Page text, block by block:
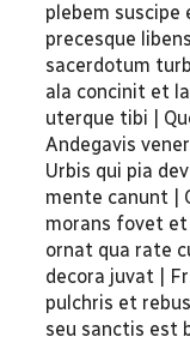
plebem suscipe
precesque
sacerdotum
ala concinit et
uterque tibi |
Andegavis
Urbis qui pia
mente canunt |
morans fovet et
ornat qua rate
decora juvat |
pulchris et
seu sanctis est